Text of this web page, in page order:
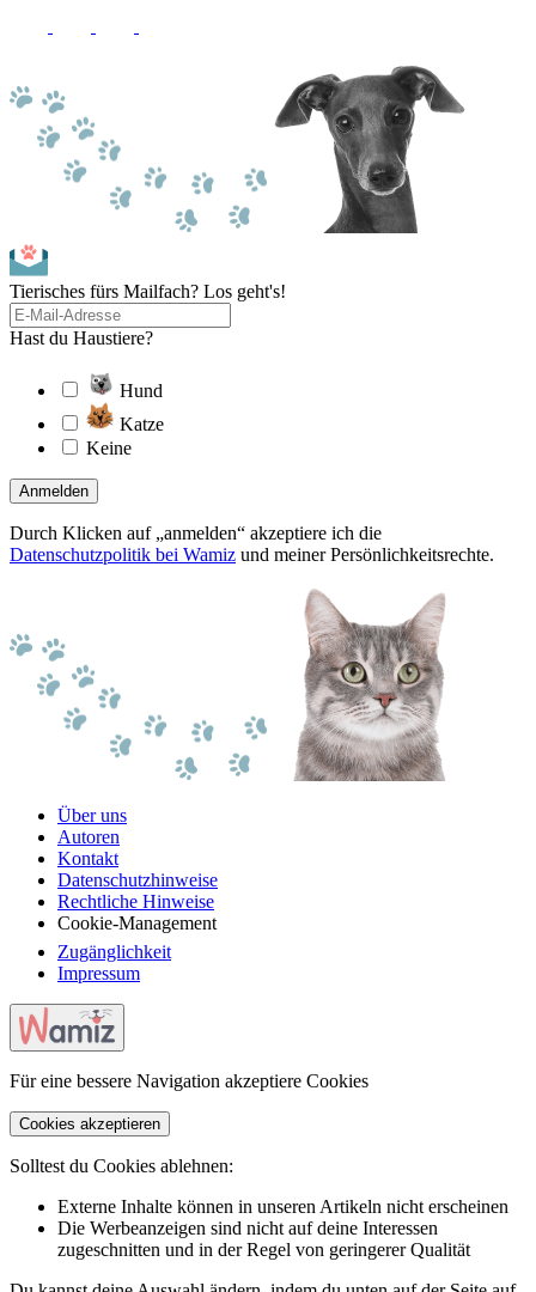
Tierisches fürs Mailfach? Los geht's!
Hast du Haustiere?
Hund
Katze
Keine
Anmelden
Durch Klicken auf „anmelden“ akzeptiere ich die
Datenschutzpolitik bei Wamiz und meiner Persönlichkeitsrechte.
Über uns
Autoren
Kontakt
Datenschutzhinweise
Rechtliche Hinweise
Cookie-Management
Zugänglichkeit
Impressum
Für eine bessere Navigation akzeptiere Cookies
Cookies akzeptieren
Solltest du Cookies ablehnen:
Externe Inhalte können in unseren Artikeln nicht erscheinen
Die Werbeanzeigen sind nicht auf deine Interessen
zugeschnitten und in der Regel von geringerer Qualität